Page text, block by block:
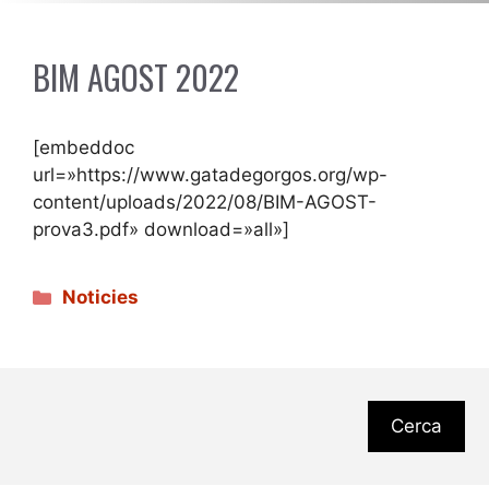
BIM AGOST 2022
[embeddoc
url=»https://www.gatadegorgos.org/wp-
content/uploads/2022/08/BIM-AGOST-
prova3.pdf» download=»all»]
Categories
Noticies
Cerca